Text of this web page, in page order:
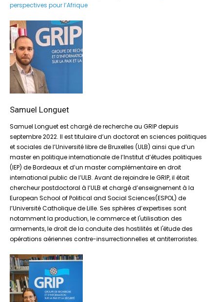
perspectives pour l’Afrique
Samuel Longuet
Samuel Longuet est chargé de recherche au GRIP depuis
septembre 2022. Il est titulaire d’un doctorat en sciences politiques
et sociales de l’Université libre de Bruxelles (ULB) ainsi que d’un
master en politique internationale de l’Institut d’études politiques
(IEP) de Bordeaux et d’un master complémentaire en droit
international public de l’ULB. Avant de rejoindre le GRIP, il était
chercheur postdoctoral à l’ULB et chargé d’enseignement à la
European School of Political and Social Sciences(ESPOL) de
l’Université Catholique de Lille. Ses sphères d’expertises sont
notamment la production, le commerce et l'utilisation des
armements, le droit de la conduite des hostilités et l'étude des
opérations aériennes contre-insurrectionnelles et antiterroristes.